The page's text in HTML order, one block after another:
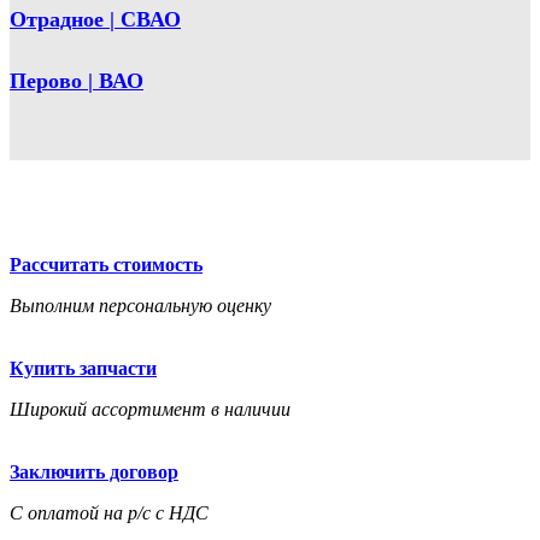
Отрадное | СВАО
Перово | ВАО
Рассчитать стоимость
Выполним персональную оценку
Купить запчасти
Широкий ассортимент в наличии
Заключить договор
С оплатой на р/с с НДС